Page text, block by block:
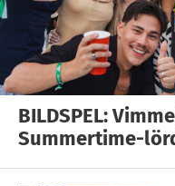
BILDSPEL:
Summertime-